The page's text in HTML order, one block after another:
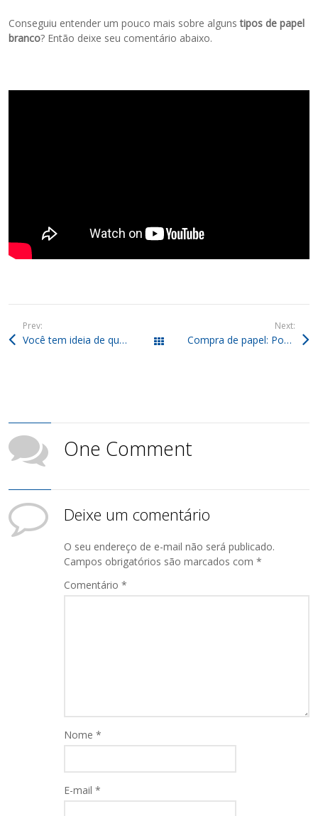
Conseguiu entender um pouco mais sobre algunstipos de papel
branco? Então deixe seu comentário abaixo.
Prev:
Você tem ideia de quantas vezes o papel pode ser reciclado? Todos os posts
Next:
Compra de papel: Por que alguns materiais são rejeitados?
One Comment
Deixe um comentário
O seu endereço de e-mail não será publicado.
Campos obrigatórios são marcados com*
Comentário*
Nome*
E-mail*